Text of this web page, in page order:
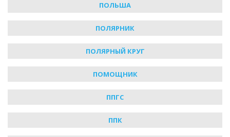
ПОЛЬША
ПОЛЯРНИК
ПОЛЯРНЫЙ КРУГ
ПОМОЩНИК
ППГС
ППК